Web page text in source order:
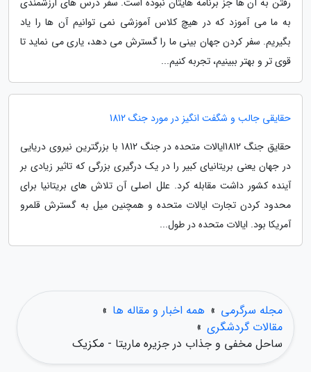
به ما می آموزد که در هیچ کلاس آموزشی نمی توانیم آن ها را یاد
بگیریم. سفر کردن جهان بینی ما را گسترش می دهد، یاری می نماید تا
قوی تر و بهتر ببینیم، تجربه کنیم...
حقایقی جالب و شگفت انگیز در مورد جنگ 1812
حقایق جنگ 1812ایالات متحده در جنگ 1812 با بزرگترین نیروی دریایی
در جهان یعنی بریتانیای کبیر را در یک درگیری بزرگی که تاثیر زیادی بر
آینده کشور داشت مقابله کرد. علل اصلی آن تلاش های بریتانیا برای
محدود کردن تجارت ایالات متحده و همچنین میل به گسترش قلمرو
آمریکا بود. ایالات متحده در طول...
مجله سرگرمی » همه اخبار و مقاله ها »
مقالات گردشگری »
ساحل مخفی و جذاب در جزیره ماریتا - مکزیک